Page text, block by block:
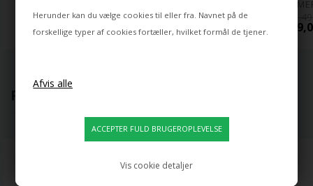
Herunder kan du vælge cookies til eller fra. Navnet på de
forskellige typer af cookies fortæller, hvilket formål de tjener.
Vis cookie detaljer
1.199,00
827,00 DKK
1.499,00
999,00 DKK
POPULÆRT LIGE NU